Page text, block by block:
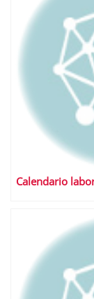
Calendario